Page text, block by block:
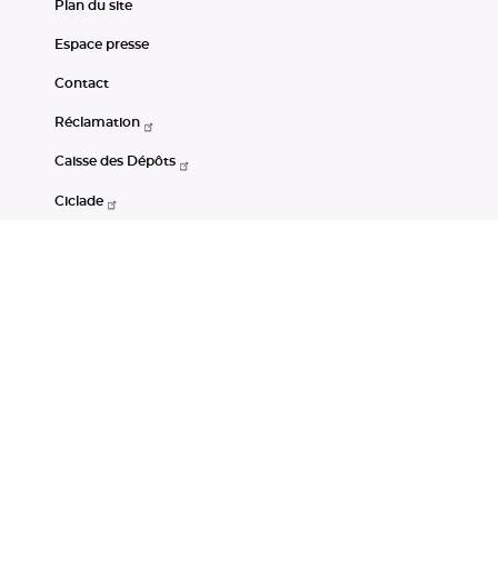
Plan du site
Espace presse
Contact
Réclamation
Caisse des Dépôts
Ciclade